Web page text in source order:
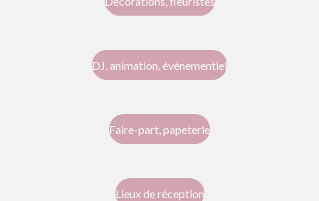
DJ, animation, événementiel
Faire-part, papeterie
Lieux de réception